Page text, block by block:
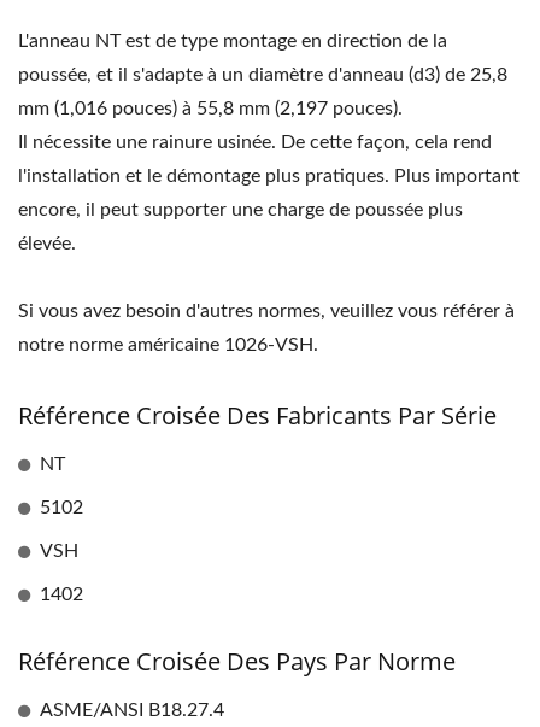
L'anneau NT est de type montage en direction de la
poussée, et il s'adapte à un diamètre d'anneau (d3) de 25,8
mm (1,016 pouces) à 55,8 mm (2,197 pouces).
Il nécessite une rainure usinée. De cette façon, cela rend
l'installation et le démontage plus pratiques. Plus important
encore, il peut supporter une charge de poussée plus
élevée.
Si vous avez besoin d'autres normes, veuillez vous référer à
notre norme américaine 1026-VSH.
Référence Croisée Des Fabricants Par Série
NT
5102
VSH
1402
Référence Croisée Des Pays Par Norme
ASME/ANSI B18.27.4